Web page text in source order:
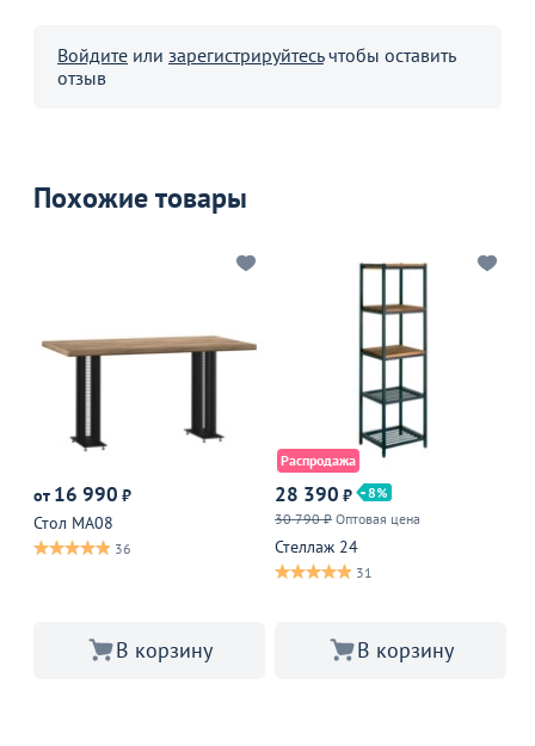
Войдите или зарегистрируйтесьчтобы оставить
отзыв
Похожие товары
от 16 990 ₽
Стол МА08
36
В корзину
Распродажа
28 390 ₽
8
30 790 ₽ Оптовая цена
Стеллаж 24
31
В корзину